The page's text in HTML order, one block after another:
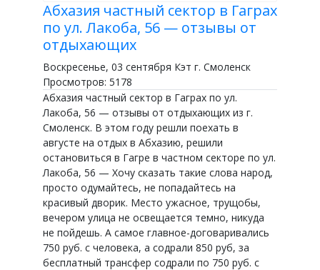
Абхазия частный сектор в Гаграх
по ул. Лакоба, 56 — отзывы от
отдыхающих
Воскресенье, 03 сентября Кэт г. Смоленск
Просмотров: 5178
Абхазия частный сектор в Гаграх по ул.
Лакоба, 56 — отзывы от отдыхающих из г.
Смоленск. В этом году решли поехать в
августе на отдых в Абхазию, решили
остановиться в Гагре в частном секторе по ул.
Лакоба, 56 — Хочу сказать такие слова народ,
просто одумайтесь, не попадайтесь на
красивый дворик. Место ужасное, трущобы,
вечером улица не освещается темно, никуда
не пойдешь. А самое главное-договаривались
750 руб. с человека, а содрали 850 руб, за
бесплатный трансфер содрали по 750 руб. с